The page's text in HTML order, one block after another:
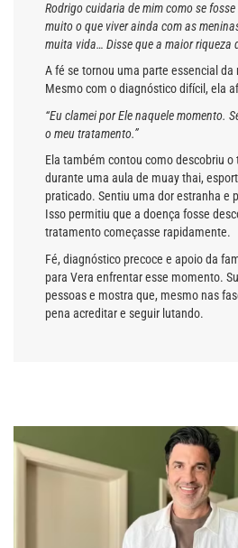
Rodrigo cuidaria de mim como se
muito o que viver ainda com as
muita vida… Disse que a maior riqueza
A fé se tornou uma parte essencial da
Mesmo com o diagnóstico difícil, ela
“Eu clamei por Ele naquele momento.
o meu tratamento.”
Ela também contou como descobriu
durante uma aula de muay thai,
praticado. Sentiu uma dor estranha e
Isso permitiu que a doença fosse
tratamento começasse rapidamente.
Fé, diagnóstico precoce e apoio da
para Vera enfrentar esse momento.
pessoas e mostra que, mesmo nas
pena acreditar e seguir lutando.